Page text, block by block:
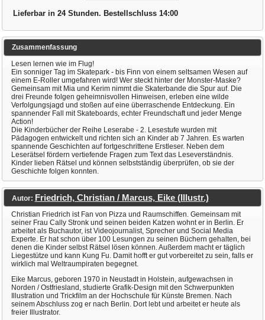
Lieferbar in 24 Stunden. Bestellschluss 14:00
Zusammenfassung
Lesen lernen wie im Flug!
Ein sonniger Tag im Skatepark - bis Finn von einem seltsamen Wesen auf
einem E-Roller umgefahren wird! Wer steckt hinter der Monster-Maske?
Gemeinsam mit Mia und Kerim nimmt die Skaterbande die Spur auf. Die
drei Freunde folgen geheimnisvollen Hinweisen, erleben eine wilde
Verfolgungsjagd und stoßen auf eine überraschende Entdeckung. Ein
spannender Fall mit Skateboards, echter Freundschaft und jeder Menge
Action!
Die Kinderbücher der Reihe Leserabe - 2. Lesestufe wurden mit
Pädagogen entwickelt und richten sich an Kinder ab 7 Jahren. Es warten
spannende Geschichten auf fortgeschrittene Erstleser. Neben dem
Leserätsel fördern vertiefende Fragen zum Text das Leseverständnis.
Kinder lieben Rätsel und können selbstständig überprüfen, ob sie der
Geschichte folgen konnten.
Autor: Friedrich, Christian / Marcus, Eike (Illustr.)
Christian Friedrich ist Fan von Pizza und Raumschiffen. Gemeinsam mit
seiner Frau Cally Stronk und seinen beiden Katzen wohnt er in Berlin. Er
arbeitet als Buchautor, ist Videojournalist, Sprecher und Social Media
Experte. Er hat schon über 100 Lesungen zu seinen Büchern gehalten, bei
denen die Kinder selbst Rätsel lösen können. Außerdem macht er täglich
Liegestütze und kann Kung Fu. Damit hofft er gut vorbereitet zu sein, falls er
wirklich mal Weltraumpiraten begegnet.
Eike Marcus, geboren 1970 in Neustadt in Holstein, aufgewachsen in
Norden / Ostfriesland, studierte Grafik-Design mit den Schwerpunkten
Illustration und Trickfilm an der Hochschule für Künste Bremen. Nach
seinem Abschluss zog er nach Berlin. Dort lebt und arbeitet er heute als
freier Illustrator.